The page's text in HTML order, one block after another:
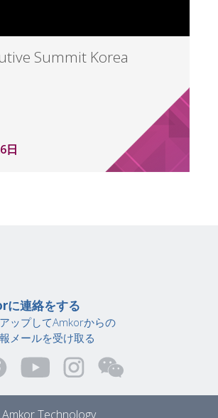
Summit Korea
日
に連絡をする
ップしてAmkorからの
メールを受け取る
Technology